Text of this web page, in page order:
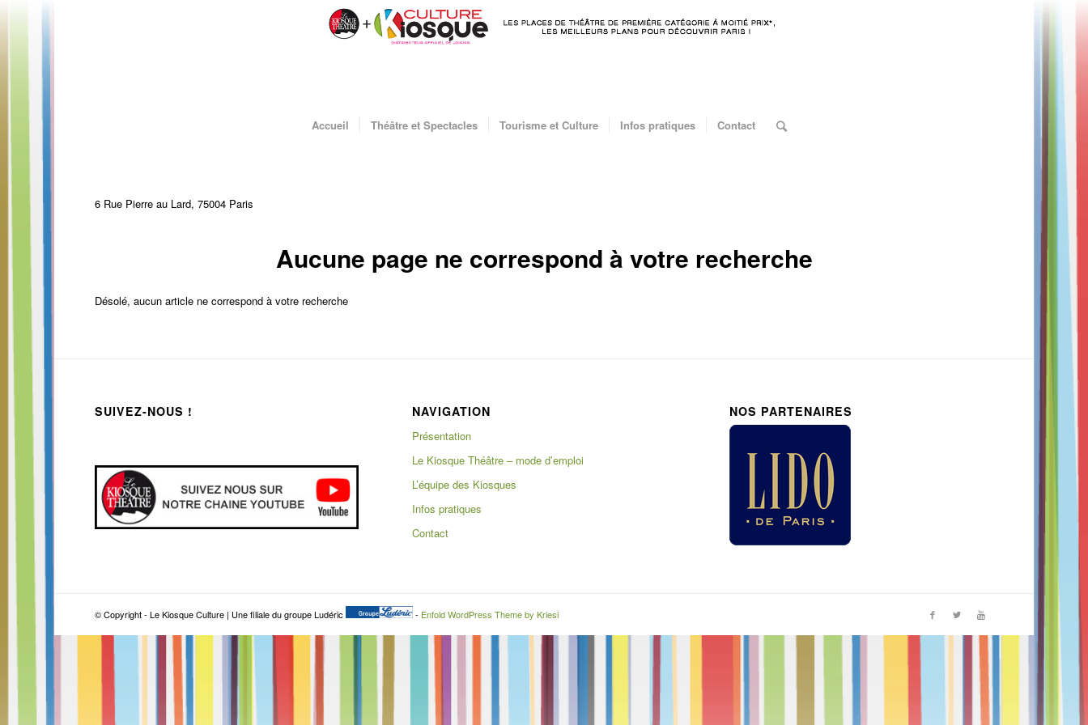
Accueil Théâtre et Spectacles Tourisme et Culture Infos pratiques Contact
6 Rue Pierre au Lard, 75004 Paris
Aucune page ne correspond à votre recherche
Désolé, aucun article ne correspond à votre recherche
SUIVEZ-NOUS ! NAVIGATION
Présentation
Le Kiosque Théâtre – mode d’emploi
L’équipe des Kiosques
Infos pratiques
Contact
NOS PARTENAIRES
© Copyright - Le Kiosque Culture | Une filiale du groupe Ludéric - Enfold WordPress Theme by Kriesi